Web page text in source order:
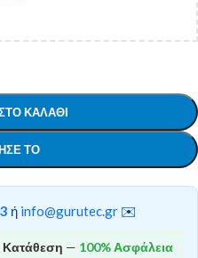
ΚΑΛΆΘΙ
ΤΟ
ή info@gurutec.gr ✉️
Κατάθεση — 100% Ασφάλεια